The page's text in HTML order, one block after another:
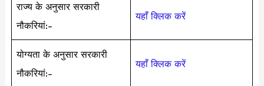
राज्य के अनुसार सरकारी
नौकरियां:-
यहाँ क्लिक करें
योग्यता के अनुसार सरकारी
नौकरियां:-
यहाँ क्लिक करें